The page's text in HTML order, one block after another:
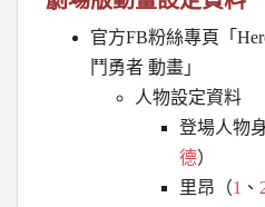
官方FB粉絲專頁「
鬥勇者 動畫」
人物設定資料
登場人物
德）
里昂（1 、